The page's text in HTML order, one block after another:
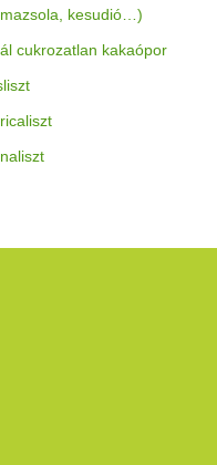
kesudió…)
cukrozatlan kakaópor